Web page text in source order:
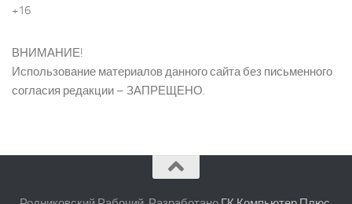
+16
ВНИМАНИЕ!
Использование материалов данного сайта без письменного
согласия редакции – ЗАПРЕЩЕНО.